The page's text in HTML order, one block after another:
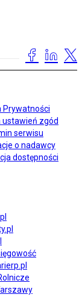
Prywatności
ustawień zgód
serwisu
o nadawcy
dostępności